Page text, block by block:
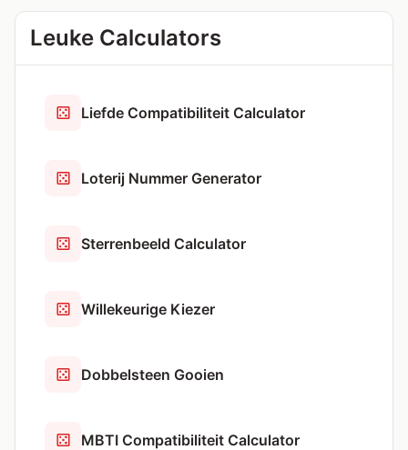
Leuke Calculators
Liefde Compatibiliteit Calculator
Loterij Nummer Generator
Sterrenbeeld Calculator
Willekeurige Kiezer
Dobbelsteen Gooien
MBTI Compatibiliteit Calculator